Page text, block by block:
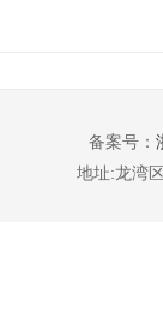
备案号：
地址:龙湾